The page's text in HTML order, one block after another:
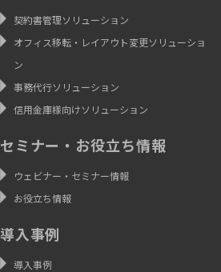
契約書管理ソリューション
オフィス移転・レイアウト変更ソリューショ
ン
事務代行ソリューション
信用金庫様向けソリューション
セミナー・お役立ち情報
ウェビナー・セミナー情報
お役立ち情報
導入事例
導入事例